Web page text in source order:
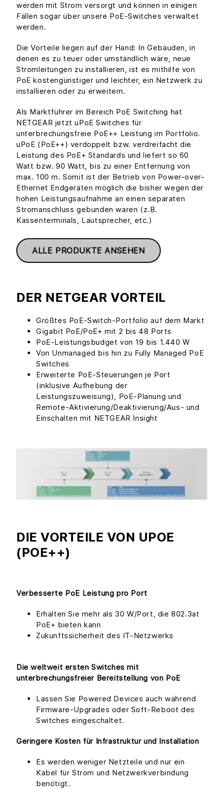
werden mit Strom versorgt und können in einigen
Fällen sogar über unsere PoE-Switches verwaltet
werden.
Die Vorteile liegen auf der Hand: In Gebäuden, in
denen es zu teuer oder umständlich wäre, neue
Stromleitungen zu installieren, ist es mithilfe von
PoE kostengünstiger und leichter, ein Netzwerk zu
installieren oder zu erweitern.
Als Marktführer im Bereich PoE Switching hat
NETGEAR jetzt uPoE Switches für
unterbrechungsfreie PoE++ Leistung im Portfolio.
uPoE (PoE++) verdoppelt bzw. verdreifacht die
Leistung des PoE+ Standards und liefert so 60
Watt bzw. 90 Watt, bis zu einer Entfernung von
max. 100 m. Somit ist der Betrieb von Power-over-
Ethernet Endgeräten möglich die bisher wegen der
hohen Leistungsaufnahme an einen separaten
Stromanschluss gebunden waren (z.B.
Kassenterminals, Lautsprecher, etc.)
ALLE PRODUKTE ANSEHEN
DER NETGEAR VORTEIL
Größtes PoE-Switch-Portfolio auf dem Markt
Gigabit PoE/PoE+ mit 2 bis 48 Ports
PoE-Leistungsbudget von 19 bis 1.440 W
Von Unmanaged bis hin zu Fully Managed PoE
Switches
Erweiterte PoE-Steuerungen je Port
(inklusive Aufhebung der
Leistungszuweisung), PoE-Planung und
Remote-Aktivierung/Deaktivierung/Aus- und
Einschalten mit NETGEAR Insight
DIE VORTEILE VON UPOE
(POE++)
Verbesserte PoE Leistung pro Port
Erhalten Sie mehr als 30 W/Port, die 802.3at
PoE+ bieten kann
Zukunftssicherheit des IT-Netzwerks
Die weltweit ersten Switches mit
unterbrechungsfreier Bereitstellung von PoE
Lassen Sie Powered Devices auch während
Firmware-Upgrades oder Soft-Reboot des
Switches eingeschaltet.
Geringere Kosten für Infrastruktur und Installation
Es werden weniger Netzteile und nur ein
Kabel für Strom und Netzwerkverbindung
benötigt.